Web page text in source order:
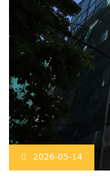
2026-05-14